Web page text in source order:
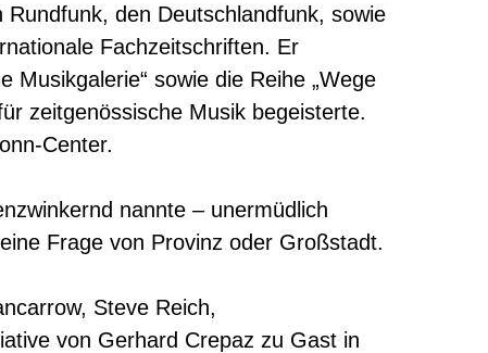
den Deutschlandfunk, sowie
Fachzeitschriften. Er
Musikgalerie“ sowie die Reihe „Wege
zeitgenössische Musik begeisterte.
Center.
nannte – unermüdlich
Frage von Provinz oder Großstadt.
Steve Reich,
von Gerhard Crepaz zu Gast in